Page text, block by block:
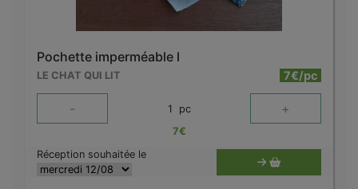
Pochette imperméable l
LE CHAT QUI LIT 7€/pc
- 1 pc +
7€
Réception souhaitée le